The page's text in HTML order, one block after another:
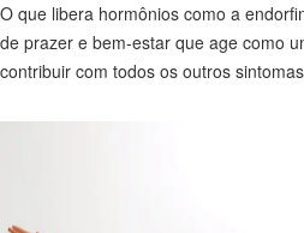
O que libera hormônios como a
de prazer e bem-estar que age como
contribuir com todos os outros